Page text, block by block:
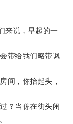
说，早起的一
带给我们略带讽
，你抬起头，
？当你在街头闲